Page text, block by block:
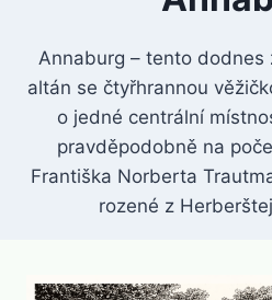
Annaburg – tento dodnes
altán se čtyřhrannou
o jedné centrální
pravděpodobně na
Františka Norberta
rozené z